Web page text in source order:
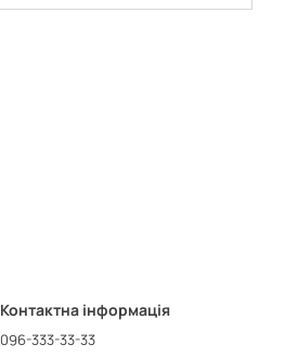
Контактна інформація
096-333-33-33